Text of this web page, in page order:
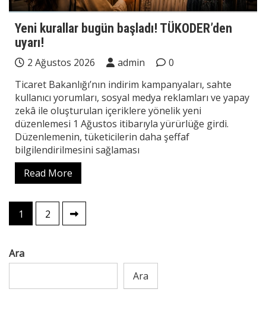
Yeni kurallar bugün başladı! TÜKODER’den
uyarı!
2 Ağustos 2026 admin
0
Ticaret Bakanlığı’nın indirim kampanyaları, sahte
kullanıcı yorumları, sosyal medya reklamları ve yapay
zekâ ile oluşturulan içeriklere yönelik yeni
düzenlemesi 1 Ağustos itibarıyla yürürlüğe girdi.
Düzenlemenin, tüketicilerin daha şeffaf
bilgilendirilmesini sağlaması
Read More
Yazı
sayfalaması
1 2
Ara
Ara